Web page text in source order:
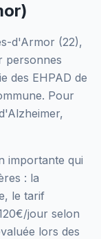
)
d'Armor (22),
personnes
des EHPAD de
Pour
importante qui
: la
le tarif
jour selon
lors des